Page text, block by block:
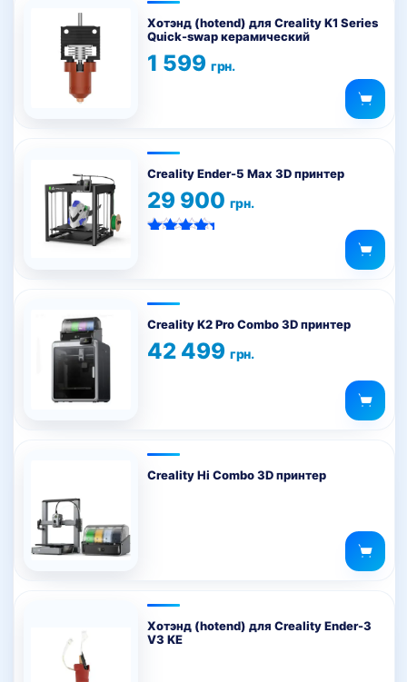
Хотэнд (hotend) для Creality K1 Series
Quick-swap керамический
1 599 грн.
Creality Ender-5 Max 3D принтер
29 900 грн.
Creality K2 Pro Combo 3D принтер
42 499 грн.
Creality Hi Combo 3D принтер
Хотэнд (hotend) для Creality Ender-3
V3 KE